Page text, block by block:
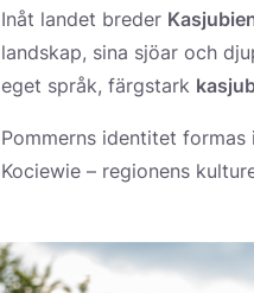
Inåt landet breder
landskap, sina sjöar och
eget språk, färgstark
Pommerns identitet formas
Kociewie – regionens